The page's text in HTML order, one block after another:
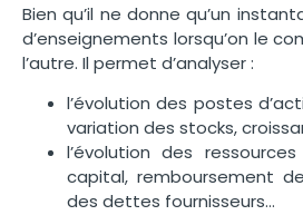
Bien qu’il ne donne qu’un
d’enseignements lorsqu’on le
l’autre. Il permet d’analyser :
l’évolution des postes
variation des stocks,
l’évolution des
capital, remboursement
des dettes fournisseurs…